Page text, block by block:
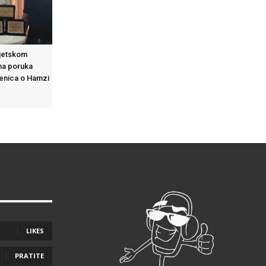
poruka
o Hamzi
LIKES
PRATITE